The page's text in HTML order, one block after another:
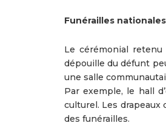
Funérailles nationales
Le cérémonial
dépouille du défunt
une salle
Par exemple, le hall
culturel. Les drapeaux
des funérailles.